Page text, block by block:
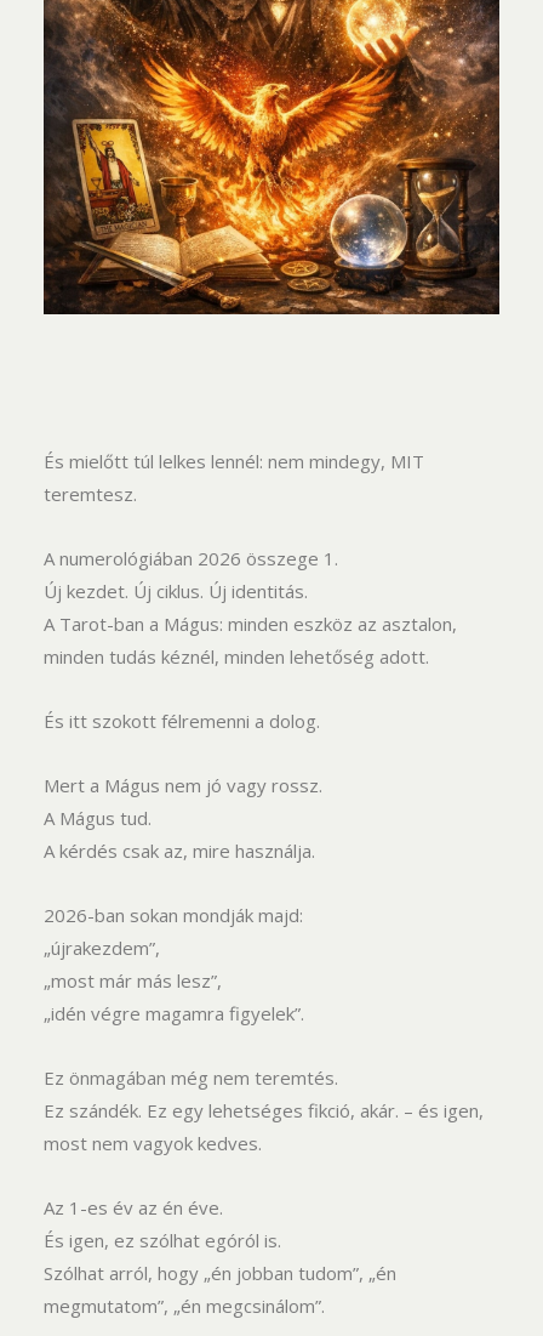
És mielőtt túl lelkes lennél: nem mindegy, MIT
teremtesz.
A numerológiában 2026 összege 1.
Új kezdet. Új ciklus. Új identitás.
A Tarot-ban a Mágus: minden eszköz az asztalon,
minden tudás kéznél, minden lehetőség adott.
És itt szokott félremenni a dolog.
Mert a Mágus nem jó vagy rossz.
A Mágus tud.
A kérdés csak az, mire használja.
2026-ban sokan mondják majd:
„újrakezdem”,
„most már más lesz”,
„idén végre magamra figyelek”.
Ez önmagában még nem teremtés.
Ez szándék. Ez egy lehetséges fikció, akár. – és igen,
most nem vagyok kedves.
Az 1-es év az én éve.
És igen, ez szólhat egóról is.
Szólhat arról, hogy „én jobban tudom”, „én
megmutatom”, „én megcsinálom”.